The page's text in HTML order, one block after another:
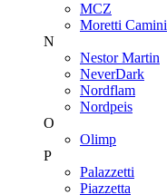
MCZ
Moretti Camini
N
Nestor Martin
NeverDark
Nordflam
Nordpeis
O
Olimp
P
Palazzetti
Piazzetta